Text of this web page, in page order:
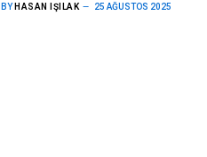
BY HASAN IŞILAK 25 AĞUSTOS 2025